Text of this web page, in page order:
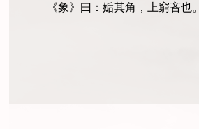
《象》曰：姤其角，上窮吝也。